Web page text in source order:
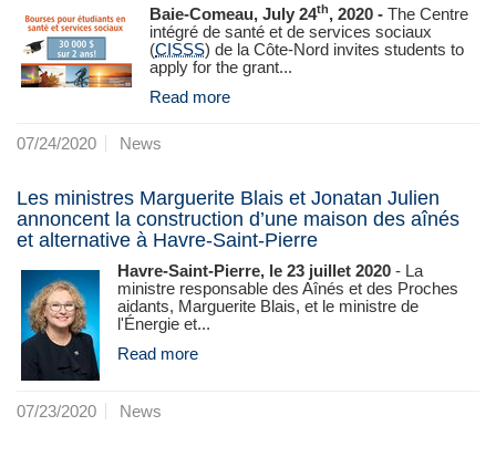
Baie-Comeau, July 24th, 2020 - The Centre
intégré de santé et de services sociaux
(CISSS) de la Côte‑Nord invites students to
apply for the grant...
Read more
07/24/2020 News
Les ministres Marguerite Blais et Jonatan Julien
annoncent la construction d’une maison des aînés
et alternative à Havre-Saint-Pierre
Havre-Saint-Pierre, le 23 juillet 2020 - La
ministre responsable des Aînés et des Proches
aidants, Marguerite Blais, et le ministre de
l'Énergie et...
Read more
07/23/2020 News